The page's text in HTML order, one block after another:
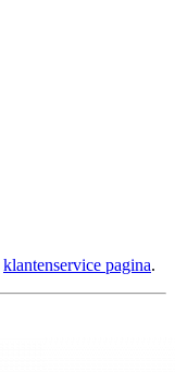
klantenservice pagina.